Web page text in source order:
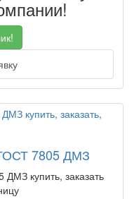
7805 ДМЗ
купить, заказать